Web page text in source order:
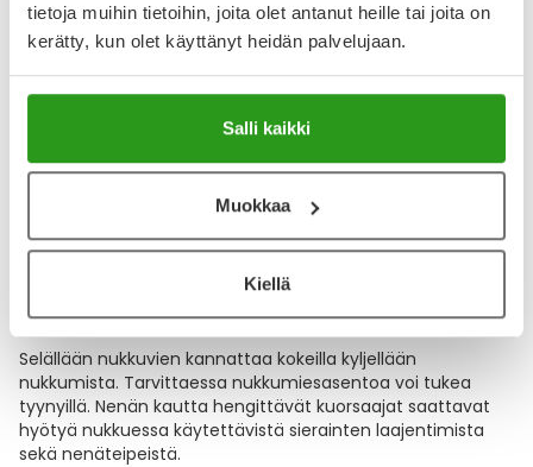
tietoja muihin tietoihin, joita olet antanut heille tai joita on
kerätty, kun olet käyttänyt heidän palvelujaan.
Salli kaikki
Muokkaa
Kiellä
loppumaan?
Kuorsaaminen häiritsee vieressä nukkuvaa petikaveria eikä
suojautuu puolison kuorsaukselta käyttämällä öisin
laadukkaita melua suodattavia korvatulppia, jotka
vieressä nukkuvalle paremmat unet.
Miten kuorsausta voi estää?
Selällään nukkuvien kannattaa kokeilla kyljellään
nukkumista. Tarvittaessa nukkumiesasentoa voi tukea
tyynyillä. Nenän kautta hengittävät kuorsaajat saattavat
hyötyä nukkuessa käytettävistä sierainten laajentimista
sekä nenäteipeistä.